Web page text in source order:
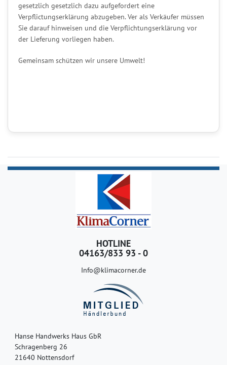
gesetzlich gesetzlich dazu aufgefordert eine
Verpflictungserklärung abzugeben. Ver als Verkäufer müssen
Sie darauf hinweisen und die Verpflichtungserklärung vor
der Lieferung vorliegen haben.
Gemeinsam schützen wir unsere Umwelt!
HOTLINE
04163/833 93 - 0
Info@klimacorner.de
Hanse Handwerks Haus GbR
Schragenberg 26
21640 Nottensdorf